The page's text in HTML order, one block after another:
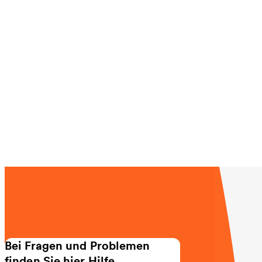
Bei Fragen und Problemen